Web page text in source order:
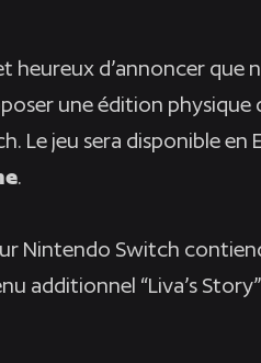
heureux d’annoncer que
une édition physique
Le jeu sera disponible en
.
Nintendo Switch
additionnel “Liva’s